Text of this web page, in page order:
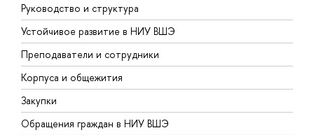
Руководство и структура
Устойчивое развитие в НИУ ВШЭ
Преподаватели и сотрудники
Корпуса и общежития
Закупки
Обращения граждан в НИУ ВШЭ